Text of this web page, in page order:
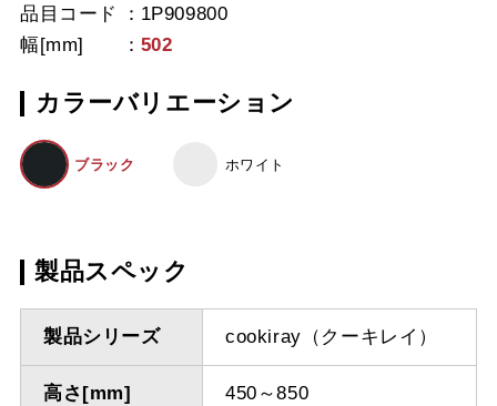
品目コード
1P909800
幅[mm]
502
カラーバリエーション
ブラック ホワイト
製品スペック
製品シリーズ cookiray（クーキレイ）
高さ[mm] 450～850